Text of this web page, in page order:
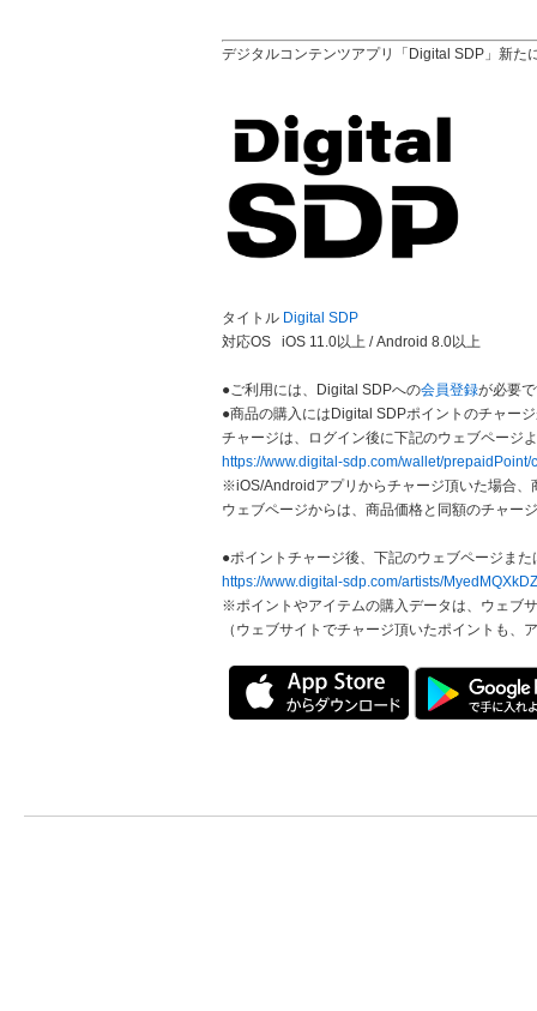
デジタルコンテンツアプリ「Digital SDP」新た
タイトル Digital SDP
対応OS iOS 11.0以上 / Android 8.0以上
●ご利用には、Digital SDPへの会員登録が必要で
●商品の購入にはDigital SDPポイントのチャージ
チャージは、ログイン後に下記のウェブページよ
https://www.digital-sdp.com/wallet/prepaidPoint/
※iOS/Androidアプリからチャージ頂いた場合、
ウェブページからは、商品価格と同額のチャージ
●ポイントチャージ後、下記のウェブページまた
https://www.digital-sdp.com/artists/
※ポイントやアイテムの購入データは、ウェブ
（ウェブサイトでチャージ頂いたポイントも、